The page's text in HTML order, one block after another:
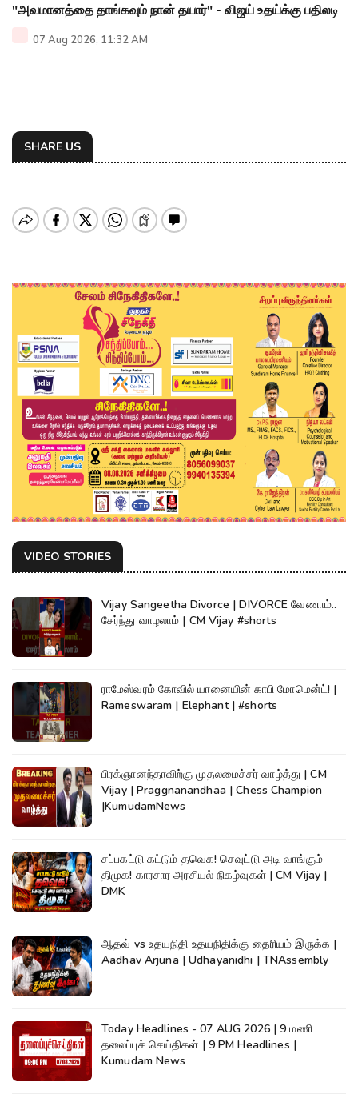
"அவமானத்தை தாங்கவும் நான் தயார்" - விஜய் உதய்க்கு பதிலடி
07 Aug 2026, 11:32 AM
SHARE US
VIDEO STORIES
Vijay Sangeetha Divorce | DIVORCE வேணாம்..
சேர்ந்து வாழலாம் | CM Vijay #shorts
ராமேஸ்வரம் கோவில் யானையின் காபி மோமென்ட்! |
Rameswaram | Elephant | #shorts
பிரக்ஞானந்தாவிற்கு முதலமைச்சர் வாழ்த்து | CM
Vijay | Praggnanandhaa | Chess Champion
|KumudamNews
சப்பகட்டு கட்டும் தவெக! செவுட்டு அடி வாங்கும்
திமுக! காரசார அரசியல் நிகழ்வுகள் | CM Vijay |
DMK
ஆதவ் vs உதயநிதி உதயநிதிக்கு தைரியம் இருக்க |
Aadhav Arjuna | Udhayanidhi | TNAssembly
Today Headlines - 07 AUG 2026 | 9 மணி
தலைப்புச் செய்திகள் | 9 PM Headlines |
Kumudam News